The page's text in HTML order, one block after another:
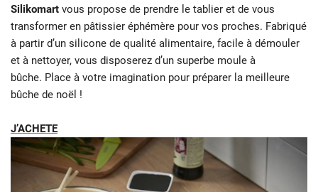
Silikomart vous propose de prendre le tablier et de vous
transformer en pâtissier éphémère pour vos proches. Fabriqué
à partir d’un silicone de qualité alimentaire, facile à démouler
et à nettoyer, vous disposerez d’un superbe moule à
bûche. Place à votre imagination pour préparer la meilleure
bûche de noël !
J’ACHETE